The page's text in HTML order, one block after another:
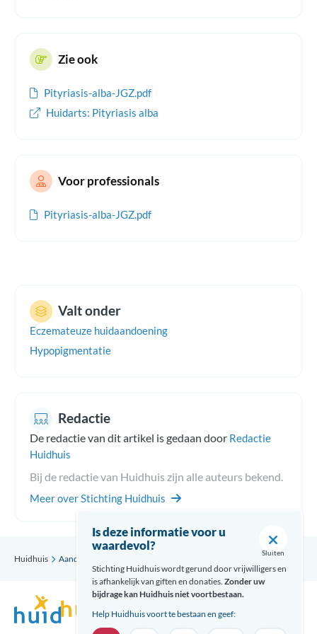
Valt onder
Eczemateuze huidaandoening
Hypopigmentatie
Redactie
De redactie van dit artikel is gedaan door Redactie
Huidhuis
Bij de redactie van Huidhuis zijn alle auteurs bekend.
Meer over Stichting Huidhuis
Huidhuis Aandoening
Zie ook
Pityriasis-alba-JGZ.pdf
Huidarts: Pityriasis alba
Voor professionals
Pityriasis-alba-JGZ.pdf
Is deze informatie voor u
waardevol?
Sluiten
Stichting Huidhuis wordt gerund door vrijwilligers en
is afhankelijk van giften en donaties. Zonder uw
bijdrage kan Huidhuis niet voortbestaan.
Help Huidhuis voort te bestaan en geef: